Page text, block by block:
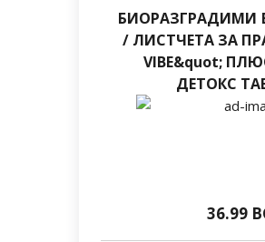
БИОРАЗГРАДИМИ
/ ЛИСТЧЕТА ЗА
VIBE&quot;
ДЕТОКС
36.99